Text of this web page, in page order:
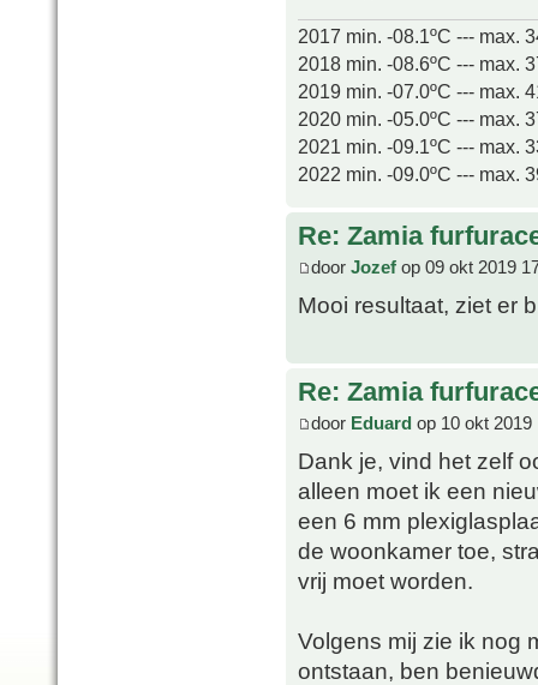
2017 min. -08.1ºC --- max.
2018 min. -08.6ºC --- max.
2019 min. -07.0ºC --- max.
2020 min. -05.0ºC --- max.
2021 min. -09.1ºC --- max.
2022 min. -09.0ºC --- max.
Re: Zamia
door Jozef op 09 okt 2019
Mooi resultaat, ziet er
Re: Zamia
door Eduard op 10 okt 2019
Dank je, vind het zelf
alleen moet ik een
een 6 mm
de woonkamer toe,
vrij moet worden.
Volgens mij zie ik nog
ontstaan, ben